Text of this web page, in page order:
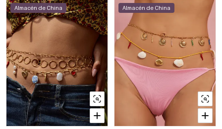
Almacén de China Almacén de China